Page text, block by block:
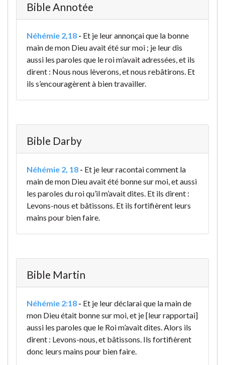
Bible Annotée
Néhémie 2,18 - Et je leur annonçai que la bonne
main de mon Dieu avait été sur moi ; je leur dis
aussi les paroles que le roi m’avait adressées, et ils
dirent : Nous nous lèverons, et nous rebâtirons. Et
ils s’encouragèrent à bien travailler.
Bible Darby
Néhémie 2, 18 - Et je leur racontai comment la
main de mon Dieu avait été bonne sur moi, et aussi
les paroles du roi qu’il m’avait dites. Et ils dirent :
Levons-nous et bâtissons. Et ils fortifièrent leurs
mains pour bien faire.
Bible Martin
Néhémie 2:18 - Et je leur déclarai que la main de
mon Dieu était bonne sur moi, et je [leur rapportai]
aussi les paroles que le Roi m’avait dites. Alors ils
dirent : Levons-nous, et bâtissons. Ils fortifièrent
donc leurs mains pour bien faire.